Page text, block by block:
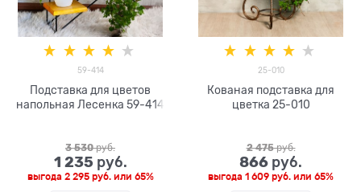
59-414
Подставка для цветов
напольная Лесенка 59-414
3 530 руб.
1 235 руб.
выгода 2 295 руб.или 65%
25-010
Кованая подставка для
цветка 25-010
2 475 руб.
866 руб.
выгода 1 609 руб. или 65%